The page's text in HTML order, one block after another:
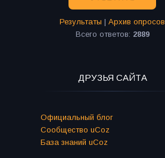
Результаты |Архив опросов
Всего ответов: 2889
ДРУЗЬЯ САЙТА
Официальный блог
Сообщество uCoz
База знаний uCoz